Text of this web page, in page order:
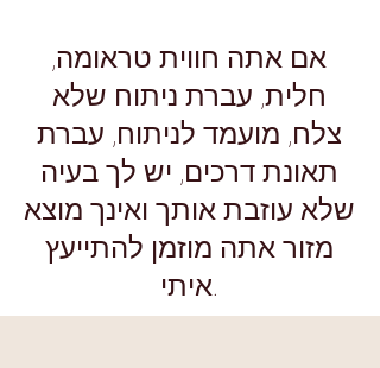
אם אתה חווית טראומה,
חלית, עברת ניתוח שלא
צלח, מועמד לניתוח, עברת
תאונת דרכים, יש לך בעיה
שלא עוזבת אותך ואינך מוצא
מזור אתה מוזמן להתייעץ
איתי.